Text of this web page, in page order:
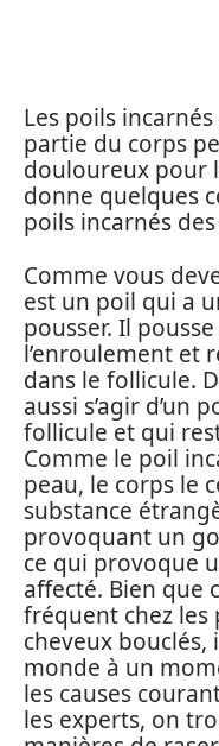
Les poils
partie du corps
douloureux pour
donne quelques
poils incarnés
Comme vous
est un poil qui a
pousser. Il
l’enroulement et
dans le follicule.
aussi s’agir d’un
follicule et qui
Comme le poil
peau, le corps le
substance
provoquant un
ce qui provoque
affecté. Bien que
fréquent chez les
cheveux
monde à un
les causes
les experts, on